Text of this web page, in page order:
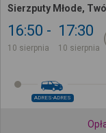
Sierzputy Młode,
16:50
10 sierpnia
17:30
10 sierpnia
ADRES-ADRES